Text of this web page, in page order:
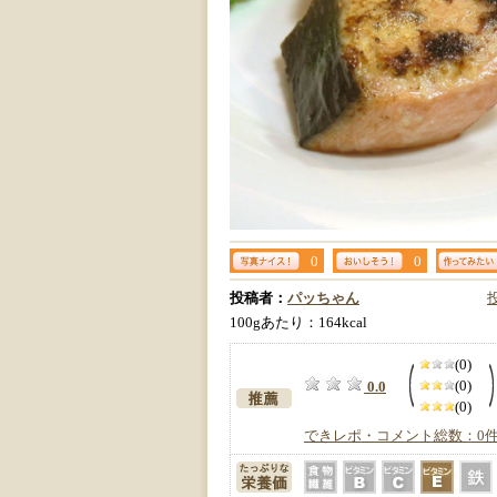
0 0
投稿者： パッちゃん
100gあたり：164kcal
0.0
(0)
(0)
(0)
できレポ・コメント総数：0